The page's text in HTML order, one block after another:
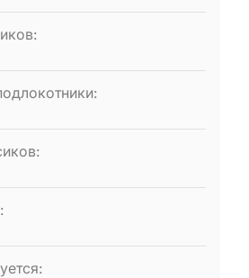
:
:
:
:
: